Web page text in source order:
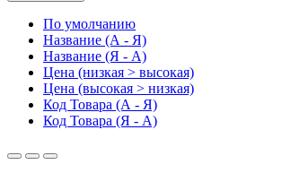
По умолчанию
Название (А - Я)
Название (Я - А)
Цена (низкая > высокая)
Цена (высокая > низкая)
Код Товара (А - Я)
Код Товара (Я - А)